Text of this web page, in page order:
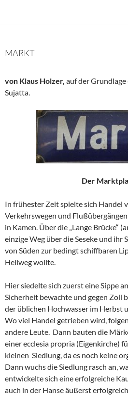
MARKT
von Klaus Holzer, auf der
Sujatta.
Der
In frühester Zeit spielte sich Handel
Verkehrswegen und Flußübergängen
in Kamen. Über die „Lange Brücke“
einzige Weg über die Seseke und ihr
von Süden zur bedingt schiffbaren
Hellweg wollte.
Hier siedelte sich zuerst eine Sippe
Sicherheit bewachte und gegen Zoll
der üblichen Hochwasser im Herbst
Wo viel Handel getrieben wird,
andere Leute. Dann bauten die
einer ecclesia propria (Eigenkirche)
kleinen Siedlung, da es noch keine
Dann wuchs die Siedlung rasch an,
entwickelte sich eine erfolgreiche
auch in der Hanse äußerst